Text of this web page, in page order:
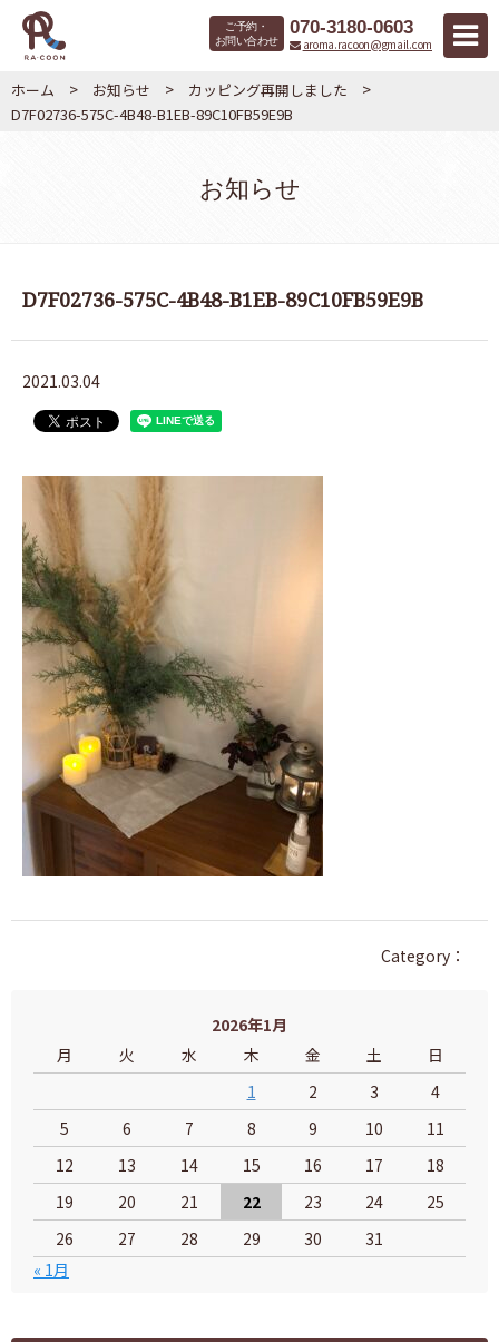
ご予約・
お問い合わせ
070-3180-0603
aroma.racoon@gmail.com
ホーム > お知らせ > カッピング再開しました >
D7F02736-575C-4B48-B1EB-89C10FB59E9B
お知らせ
D7F02736-575C-4B48-B1EB-89C10FB59E9B
2021.03.04
Category：
2026年1月
月
火 水 木 金 土
日
1
2 3
4
5
6 7 8 9 10
11
12
13 14 15 16 17
18
19
20 21 22 23 24
25
26
27 28 29 30
31
« 1月